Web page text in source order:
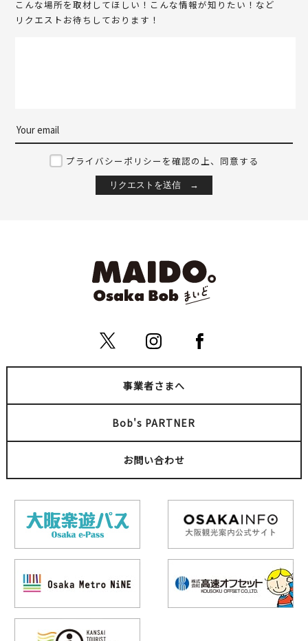
こんな場所を取材してほしい！こんな情報が知りたい！など
リクエストお待ちしております！
プライバシーポリシーを確認の上、同意する
事業者さまへ
Bob's PARTNER
お問い合わせ